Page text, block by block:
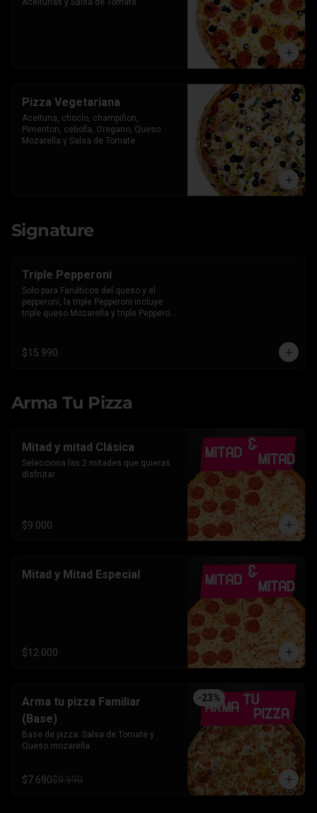
Aceitunas y Salsa de Tomate
Pizza Vegetariana
Aceituna, choclo, champiñon,
Pimenton, cebolla, Oregano, Queso
Mozarella y Salsa de Tomate
Signature
Triple Pepperoni
Solo para Fanáticos del queso y el
pepperoni, la triple Pepperoni incluye
triple queso Mozarella y triple Pepperoni
$15.990
Arma Tu Pizza
Mitad y mitad Clásica
Selecciona las 2 mitades que quieras
disfrutar
$9.000
Mitad y Mitad Especial
$12.000
-23%
Arma tu pizza Familiar
(Base)
Base de pizza: Salsa de Tomate y
Queso mozarella
$7.690$9.990